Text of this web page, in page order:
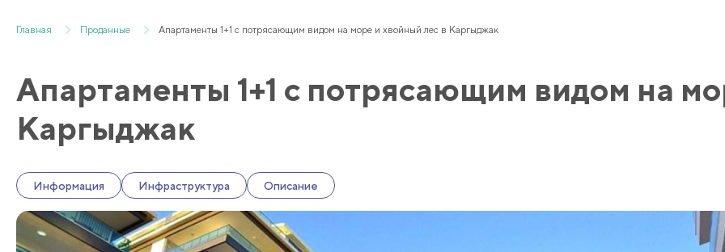
Главная Проданные Апартаменты 1+1 с потрясающим видом на море и хвойный лес в Каргыджак
Апартаменты 1+1 с потрясающим видом на
Каргыджак
Информация Инфраструктура Описание